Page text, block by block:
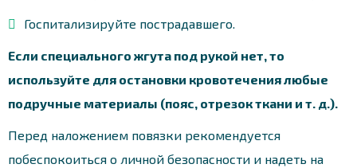
Госпитализируйте пострадавшего.
Если специального жгута под рукой нет, то
используйте для остановки кровотечения любые
подручные материалы (пояс, отрезок ткани и т. д.).
Перед наложением повязки рекомендуется
побеспокоиться о личной безопасности и надеть на